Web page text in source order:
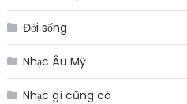
Đời sống
Nhạc Âu Mỹ
Nhạc gì cũng có